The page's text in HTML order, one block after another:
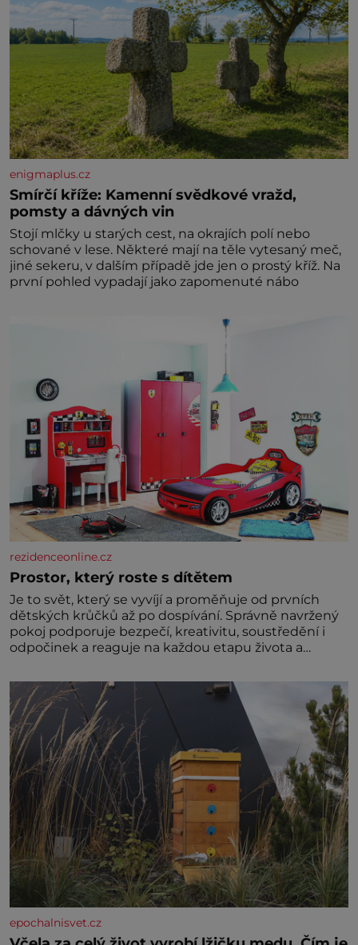
enigmaplus.cz
Smírčí kříže: Kamenní svědkové vražd,
pomsty a dávných vin
Stojí mlčky u starých cest, na okrajích polí nebo
schované v lese. Některé mají na těle vytesaný meč,
jiné sekeru, v dalším případě jde jen o prostý kříž. Na
první pohled vypadají jako zapomenuté nábo
rezidenceonline.cz
Prostor, který roste s dítětem
Je to svět, který se vyvíjí a proměňuje od prvních
dětských krůčků až po dospívání. Správně navržený
pokoj podporuje bezpečí, kreativitu, soustředění i
odpočinek a reaguje na každou etapu života a
jednoduchost, měkkost a bezpečí, proto by pokoj
miminka měl působit především klidně a útulně.
Předškolní věk je
epochalnisvet.cz